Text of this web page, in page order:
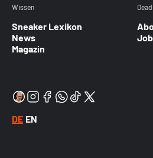
Wissen
Sneaker Lexikon
News
Magazin
DE EN